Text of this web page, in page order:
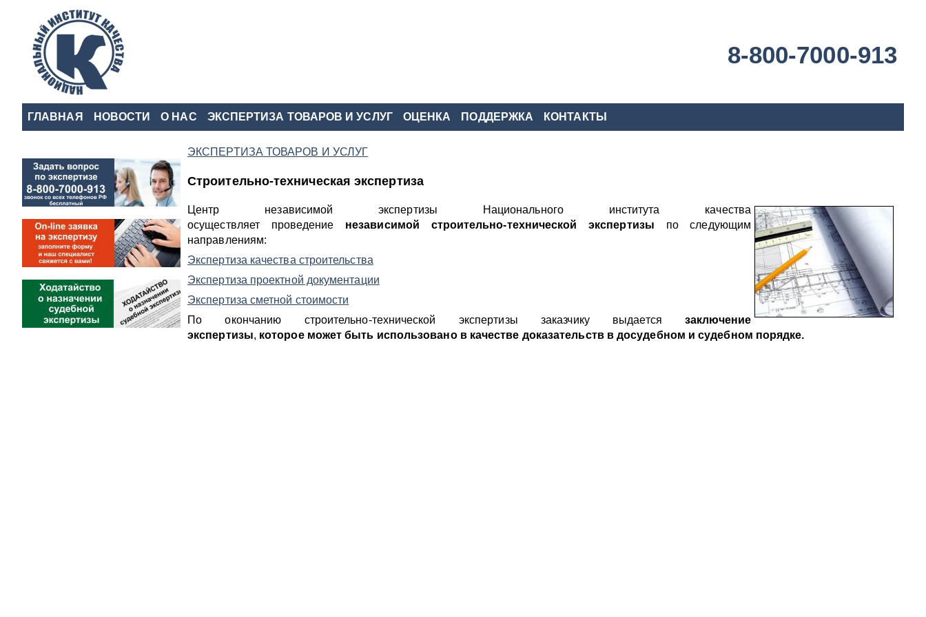
8-800-7000-913
ГЛАВНАЯ НОВОСТИ О НАС ЭКСПЕРТИЗА ТОВАРОВ И УСЛУГ ОЦЕНКА ПОДДЕРЖКА КОНТАКТЫ
ЭКСПЕРТИЗА ТОВАРОВ И УСЛУГ
Строительно-техническая экспертиза
Центр независимой экспертизы Национального института качества
осуществляет проведение независимой строительно-технической экспертизы по следующим
направлениям:
Экспертиза качества строительства
Экспертиза проектной документации
Экспертиза сметной стоимости
По окончанию строительно-технической экспертизызаказчику выдаетсязаключение
экспертизы, которое может быть использовано в качестве доказательств в досудебном и судебном порядке.